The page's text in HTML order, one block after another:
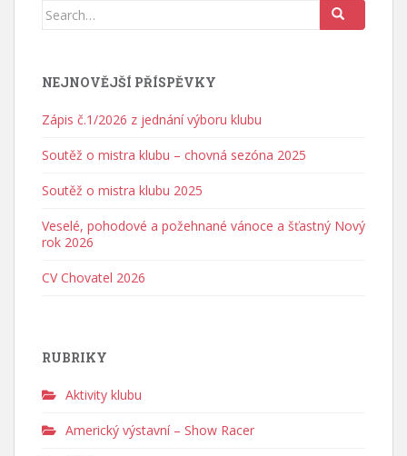
Search for:
NEJNOVĚJŠÍ PŘÍSPĚVKY
Zápis č.1/2026 z jednání výboru klubu
Soutěž o mistra klubu – chovná sezóna 2025
Soutěž o mistra klubu 2025
Veselé, pohodové a požehnané vánoce a šťastný Nový
rok 2026
CV Chovatel 2026
RUBRIKY
Aktivity klubu
Americký výstavní – Show Racer